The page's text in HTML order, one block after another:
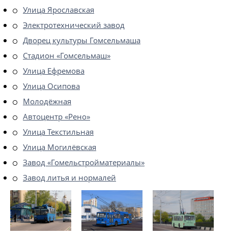
Улица Ярославская
Электротехнический завод
Дворец культуры Гомсельмаша
Стадион «Гомсельмаш»
Улица Ефремова
Улица Осипова
Молодёжная
Автоцентр «Рено»
Улица Текстильная
Улица Могилёвская
Завод «Гомельстройматериалы»
Завод литья и нормалей